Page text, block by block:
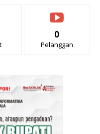
0
Pelanggan